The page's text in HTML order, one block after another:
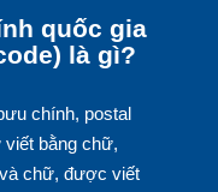
quốc gia
là gì?
chính, postal
bằng chữ,
chữ, được viết